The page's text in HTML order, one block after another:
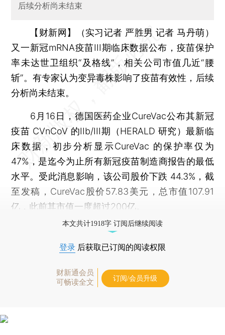
后续分析尚未结束
【财新网】（实习记者 严胜男 记者 马丹萌）
又一新冠mRNA疫苗III期临床数据公布，疫苗保护
率未达世卫组织“及格线”，相关公司市值几近“腰
斩”。有专家认为变异毒株影响了疫苗有效性，后续
分析尚未结束。
6月16日，德国医药企业CureVac公布其新冠
疫苗 CVnCoV 的IIb/III期（HERALD 研究）最新临
床数据，初步分析显示CureVac 的保护率仅为
47%，是迄今为止所有新冠疫苗制造商报告的最低
水平。受此消息影响，该公司股价下跌 44.3%，截
至发稿，CureVac股价57.83美元，总市值107.91
亿，此前其市值一度超过200亿。
本文共计1918字 订阅后继续阅读
登录 后获取已订阅的阅读权限
财新通会员
可畅读全文
订阅/会员升级